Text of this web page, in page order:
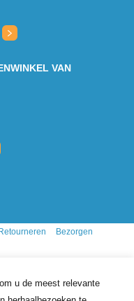
u de meest relevante
VAN
Retourneren
Bezorgen